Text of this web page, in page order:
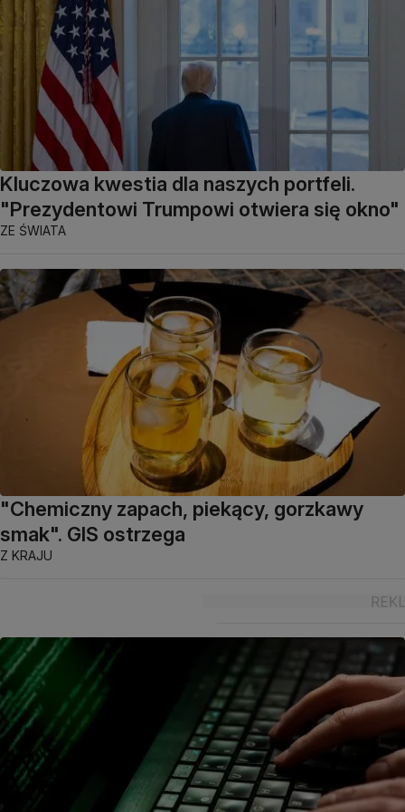
Kluczowa kwestia dla naszych portfeli.
"Prezydentowi Trumpowi otwiera się okno"
ZE ŚWIATA
"Chemiczny zapach, piekący, gorzkawy
smak". GIS ostrzega
Z KRAJU